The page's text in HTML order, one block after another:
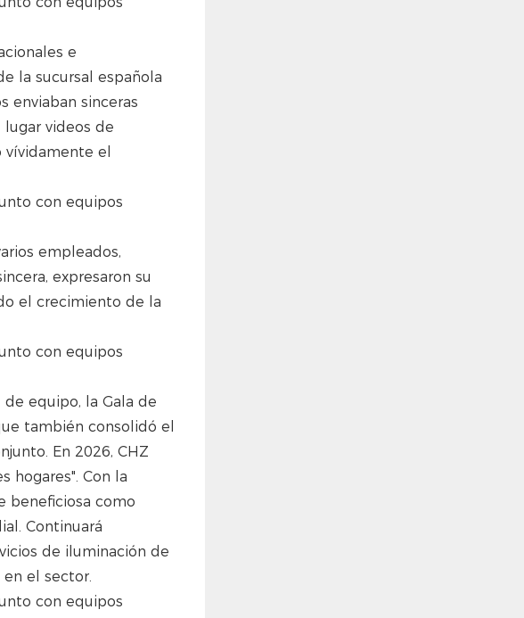
e
la sucursal española
enviaban sinceras
videos de
el
empleados,
expresaron su
el crecimiento de la
equipo, la Gala de
también consolidó el
En 2026, CHZ
hogares". Con la
beneficiosa como
Continuará
de iluminación de
el sector.